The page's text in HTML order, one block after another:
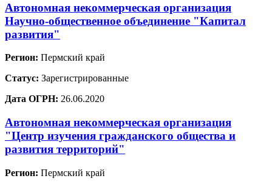
Автономная некоммерческая организация
Научно-общественное объединение "Капитал
развития"
Регион: Пермский край
Статус: Зарегистрированные
Дата ОГРН: 26.06.2020
Автономная некоммерческая организация
"Центр изучения гражданского общества и
развития территорий"
Регион: Пермский край